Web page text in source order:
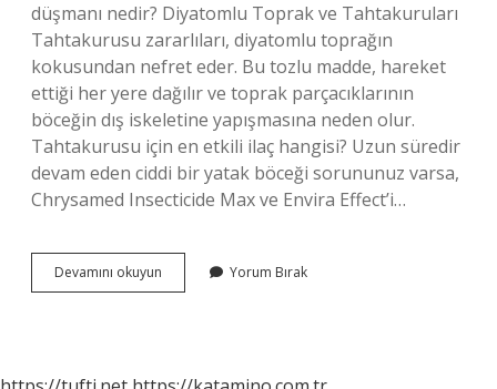
düşmanı nedir? Diyatomlu Toprak ve Tahtakuruları
Tahtakurusu zararlıları, diyatomlu toprağın
kokusundan nefret eder. Bu tozlu madde, hareket
ettiği her yere dağılır ve toprak parçacıklarının
böceğin dış iskeletine yapışmasına neden olur.
Tahtakurusu için en etkili ilaç hangisi? Uzun süredir
devam eden ciddi bir yatak böceği sorununuz varsa,
Chrysamed Insecticide Max ve Envira Effect’i…
Devamını okuyun
Kurusuna
Yorum Bırak